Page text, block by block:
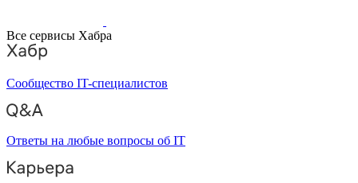
Все сервисы Хабра
Сообщество IT-специалистов
Ответы на любые вопросы об IT